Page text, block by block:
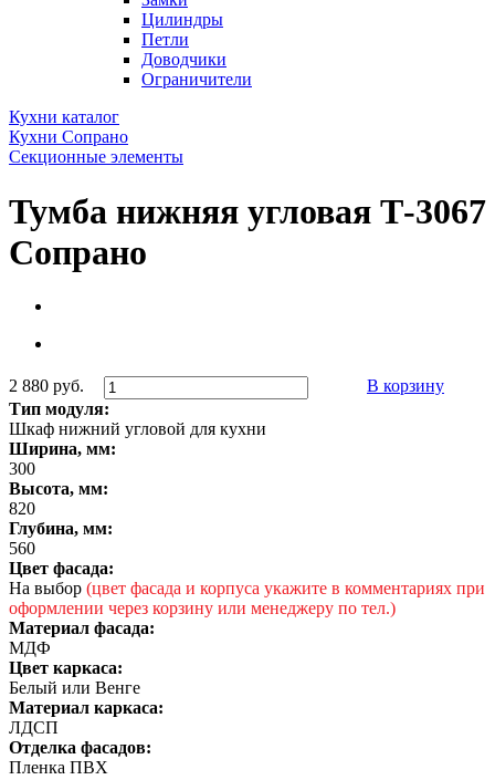
Цилиндры
Петли
Доводчики
Ограничители
Кухни каталог
Кухни Сопрано
Секционные элементы
Тумба нижняя угловая Т-3067
Сопрано
2 880 руб.
В корзину
Тип модуля:
Шкаф нижний угловой для кухни
Ширина, мм:
300
Высота, мм:
820
Глубина, мм:
560
Цвет фасада:
На выбор (цвет фасада и корпуса укажите в комментариях при
оформлении через корзину или менеджеру по тел.)
Материал фасада:
МДФ
Цвет каркаса:
Белый или Венге
Материал каркаса:
ЛДСП
Отделка фасадов:
Пленка ПВХ